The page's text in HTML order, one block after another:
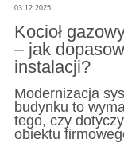
03.12.2025
Kocioł
– jak
instalacji?
Modernizacja
budynku to
tego, czy
obiektu